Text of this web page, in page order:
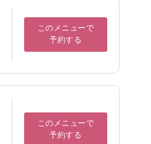
このメニューで
予約する
このメニューで
予約する